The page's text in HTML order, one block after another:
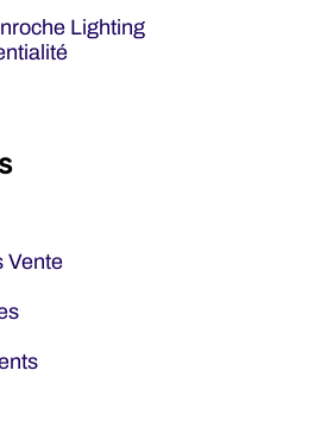
Lighting
Vente